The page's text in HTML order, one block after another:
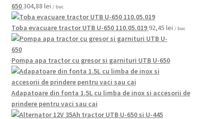
650304,88 lei / buc
Toba evacuare tractor UTB U-650 110.05.019 92,45 lei / buc
Pompa apa tractor cu gresor si garnituri UTB U-650
Adapatoare din fonta 1.5L cu limba de inox si accesorii de
prindere pentru vaci sau cai